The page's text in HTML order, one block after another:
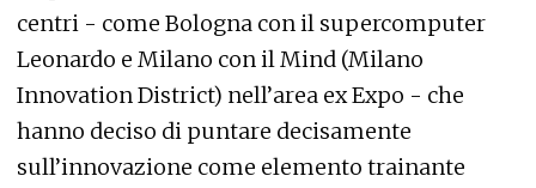
centri - come Bologna con il supercomputer
Leonardo e Milano con il Mind (Milano
Innovation District) nell’area ex Expo - che
hanno deciso di puntare decisamente
sull’innovazione come elemento trainante